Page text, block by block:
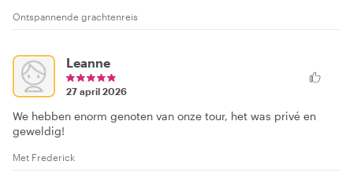
Ontspannende grachtenreis
Leanne
27 april 2026
We hebben enorm genoten van onze tour, het was privé en
geweldig!
Met Frederick